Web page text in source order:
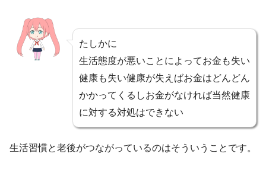
たしかに
生活態度が悪いことによってお金も失い
健康も失い健康が失えばお金はどんどん
かかってくるしお金がなければ当然健康
に対する対処はできない
生活習慣と老後がつながっているのはそういうことです。